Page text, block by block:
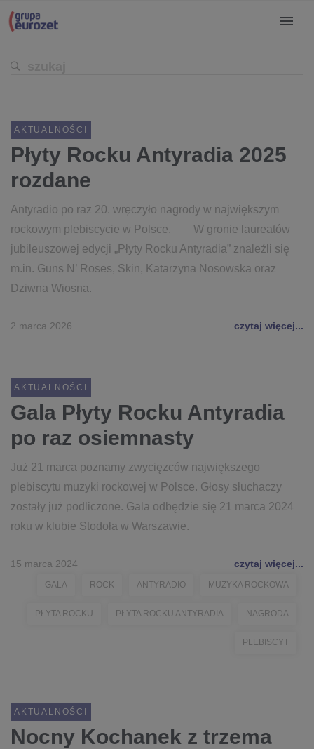
AKTUALNOŚCI
Płyty Rocku Antyradia 2025
rozdane
Antyradio po raz 20. wręczyło nagrody w największym
rockowym plebiscycie w Polsce. W gronie laureatów
jubileuszowej edycji „Płyty Rocku Antyradia” znaleźli się
m.in. Guns N’ Roses, Skin, Katarzyna Nosowska oraz
Dziwna Wiosna.
2 marca 2026 czytaj więcej...
AKTUALNOŚCI
Gala Płyty Rocku Antyradia
po raz osiemnasty
Już 21 marca poznamy zwycięzców największego
plebiscytu muzyki rockowej w Polsce. Głosy słuchaczy
zostały już podliczone. Gala odbędzie się 21 marca 2024
roku w klubie Stodoła w Warszawie.
15 marca 2024 czytaj więcej...
GALA ROCK ANTYRADIO MUZYKA ROCKOWA
PŁYTA ROCKU PŁYTA ROCKU ANTYRADIA NAGRODA
PLEBISCYT
AKTUALNOŚCI
Nocny Kochanek z trzema